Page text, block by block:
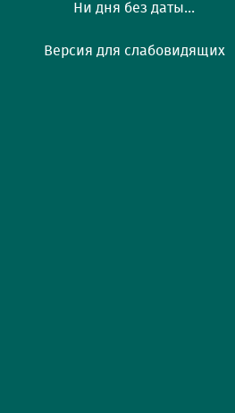
Ни дня без даты...
Версия для слабовидящих